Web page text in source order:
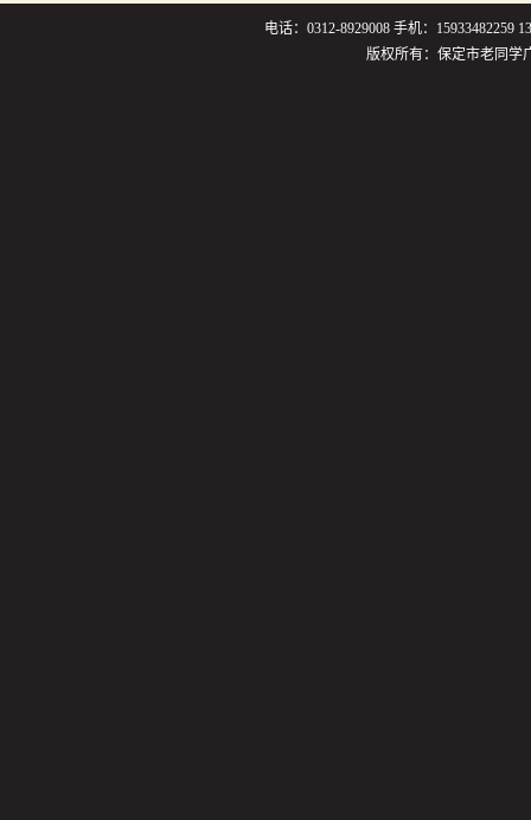
电话：0312-8929008 手机：15933482259
版权所有：保定市老同学